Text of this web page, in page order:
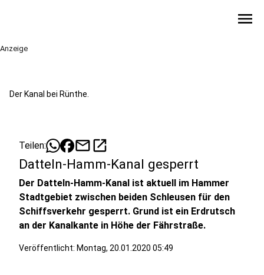
menu
Anzeige
Der Kanal bei Rünthe.
Teilen: mailopen_in_new
Datteln-Hamm-Kanal gesperrt
Der Datteln-Hamm-Kanal ist aktuell im Hammer
Stadtgebiet zwischen beiden Schleusen für den
Schiffsverkehr gesperrt. Grund ist ein Erdrutsch
an der Kanalkante in Höhe der Fährstraße.
Veröffentlicht: Montag, 20.01.2020 05:49